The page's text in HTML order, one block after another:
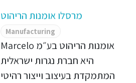
מרסלו אומנות הריהוט
Manufacturing
Marcelo אומנות הריהוט בע״מ
היא חברת נגרות ישראלית
המתמקדת בעיצוב וייצור רהיטי